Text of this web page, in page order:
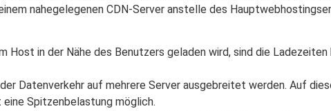
nahegelegenen CDN-Server anstelle des
Host in der Nähe des Benutzers geladen wird, sind die
Datenverkehr auf mehrere Server ausgebreitet werden. Auf
Spitzenbelastung möglich.